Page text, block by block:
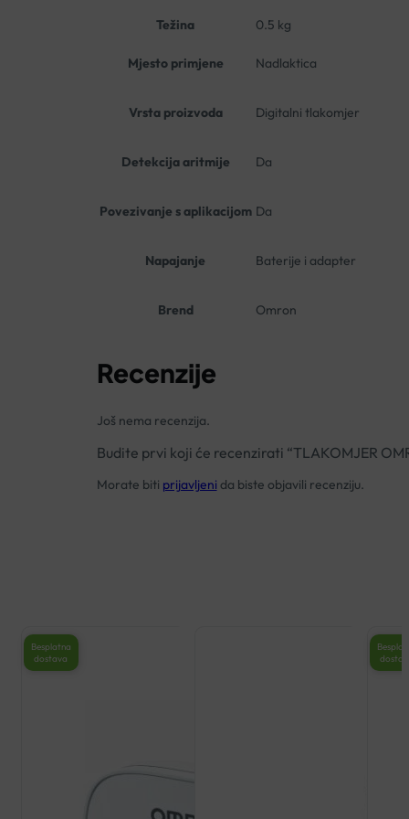
Težina 0.5 kg
Mjesto primjene Nadlaktica
Vrsta proizvoda Digitalni tlakomjer
Detekcija aritmije Da
Povezivanje s aplikacijom Da
Napajanje Baterije i adapter
Brend Omron
Recenzije
Još nema recenzija.
Budite prvi koji će recenzirati “TLAKOMJER
Morate biti prijavljeni da biste objavili recenziju.
Besplatna
dostava